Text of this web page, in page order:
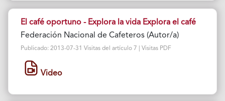
El café oportuno - Explora la vida Explora el café
Federación Nacional de Cafeteros (Autor/a)
Publicado: 2013-07-31 Visitas del artículo 7 | Visitas PDF
Video